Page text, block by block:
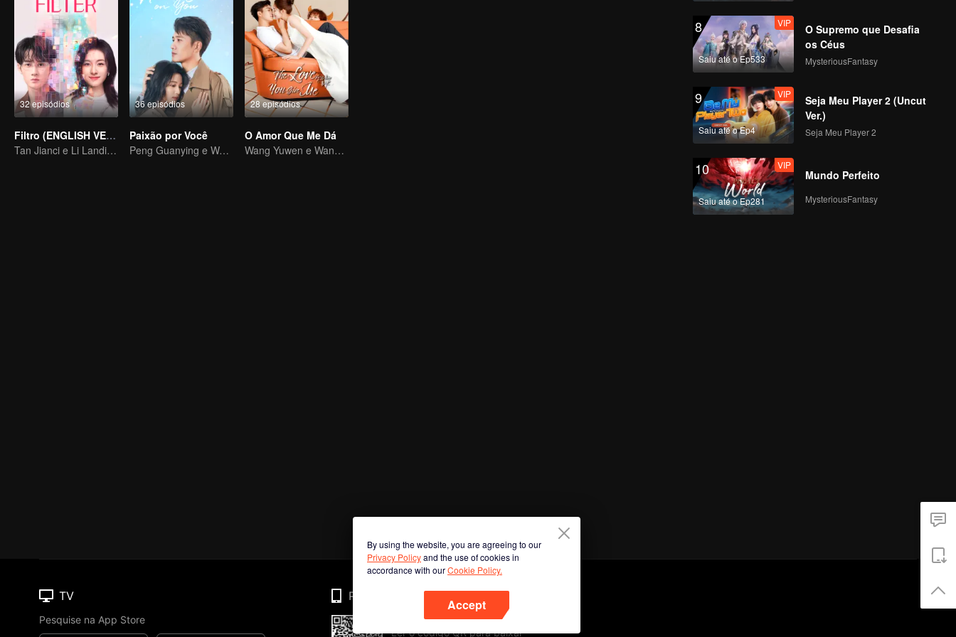
32 episódios
Filtro (ENGLISH VER.)
Tan Jianci e Li Landi, "vidas transformadoras"
36 episódios
Paixão por Você
Peng Guanying e Wang Churan se reconciliam
28 episódios
O Amor Que Me Dá
Wang Yuwen e Wang Ziqi trabalham novamente como um casal
8
Saiu até o Ep533
VIP
O Supremo que Desafia
os Céus
MysteriousFantasy
9
Saiu até o Ep4
VIP
Seja Meu Player 2 (Uncut
Ver.)
Seja Meu Player 2
10
Saiu até o Ep281
VIP
Mundo Perfeito
MysteriousFantasy
By using the website, you are agreeing to our
Privacy Policyand the use of cookies in
accordance with ourCookie Policy.
Accept
TV
Pesquise na App Store
Phone
Ler o código QR para baixar